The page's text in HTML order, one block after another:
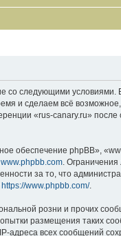
со следующими условиями.
и сделаем всё
«rus-canary.ru»
обеспечение phpBB»,
www.phpbb.com.
за то, что
https://www.phpbb.com/.
розни и прочих
размещения таких
адреса всех сообщений